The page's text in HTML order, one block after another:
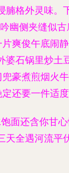
格外灵味。
侧夹缝似
爽俊午底闹
石锅里炒土
豪煮煎烟火
还要一件适
面还含你甘
全遇河流